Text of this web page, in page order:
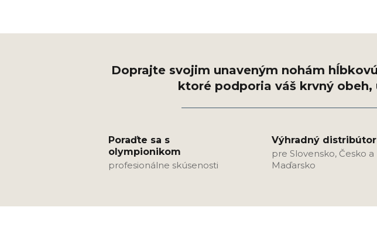
Poraďte sa s
olympionikom
profesionálne skúsenosti
Výhradný distribútor
pre Slovensko, Česko a
Maďarsko